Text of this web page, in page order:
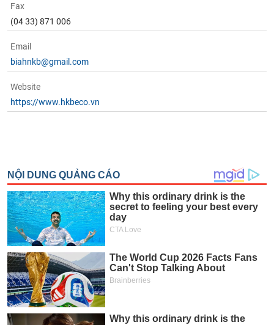
Fax
(04 33) 871 006
Email
biahnkb@gmail.com
Website
https://www.hkbeco.vn